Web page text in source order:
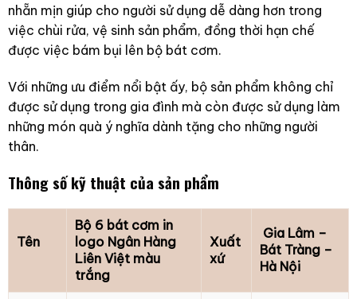
nhẵn mịn giúp cho người sử dụng dễ dàng hơn trong
việc chùi rửa, vệ sinh sản phẩm, đồng thời hạn chế
được việc bám bụi lên bộ bát cơm.
Với những ưu điểm nổi bật ấy, bộ sản phẩm không chỉ
được sử dụng trong gia đình mà còn được sử dụng làm
những món quà ý nghĩa dành tặng cho những người
thân.
Thông số kỹ thuật của sản phẩm
Tên
Bộ 6 bát cơm in
logo Ngân Hàng
Liên Việt màu
trắng
Xuất
xứ
Gia Lâm –
Bát Tràng –
Hà Nội